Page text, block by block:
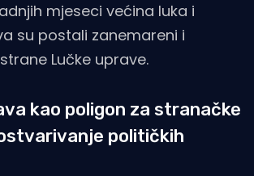
mjeseci većina luka i
su postali zanemareni i
Lučke uprave.
kao poligon za stranačke
političkih